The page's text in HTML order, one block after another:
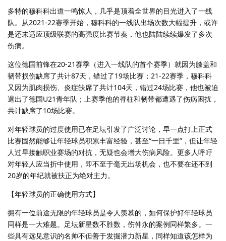
多特的穆科科出道一鸣惊人，几乎是顶着全世界的目光进入了一线
队。从2021-22赛季开始，穆科科的一线队出场次数大幅提升，或许
是还未适应顶级联赛的高强度比赛节奏，他也陆陆续续爆发了多次
伤病。
这位德国前锋在20-21赛季（进入一线队的首个赛季）就因为膝盖和
韧带损伤缺席了共计87天，错过了19场比赛；21-22赛季，穆科科
又因为肌肉损伤、炎症缺席了共计104天，错过24场比赛，他也被迫
退出了德国U21青年队；上赛季他的脊柱和韧带都遭遇了伤病困扰，
共计缺席了10场比赛。
对年轻球员的过度使用已在足坛引发了广泛讨论，早一点打上正式
比赛固然能够让年轻球员积累丰富经验，甚至“一日千里”，但让年轻
人过早接触职业赛场的对抗，无疑也会增大伤病风险。更多人呼吁
对年轻人应当折中使用，即不至于毫无出场机会，也不要在还不到
20岁的年纪就被扶正为绝对主力。
【年轻球员的正确使用方式】
拥有一位前途无限的年轻球员是令人羡慕的，如何保护好年轻球员
同样是一大难题。足坛新星数不胜数，伤仲永的案例同样繁多。一
些具有远见意识的名帅不但善于发掘潜力新星，同样知道该怎样为